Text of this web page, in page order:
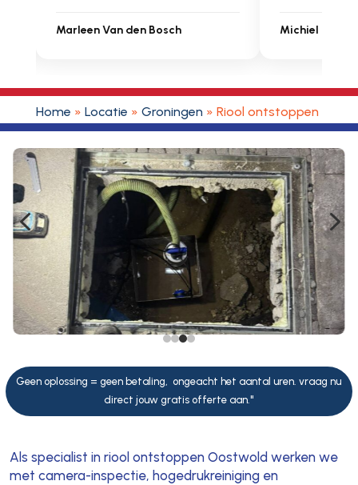
Michiel Uitdenbongerd Sarah Touat
Home » Locatie » Groningen » Riool ontstoppen
4 5
Geen oplossing = geen betaling, ongeacht het aantal uren. vraag nu
direct jouw gratis offerte aan."
Als specialist in riool ontstoppen Oostwold werken we
met camera-inspectie, hogedrukreiniging en